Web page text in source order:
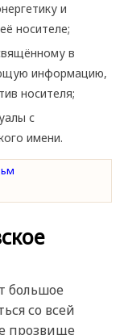
и
носителе;
в
информацию,
носителя;
с
имени.
большое
со всей
прозвище